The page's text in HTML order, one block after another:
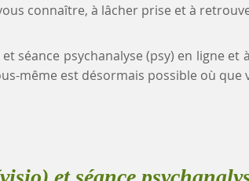
connaître, à lâcher prise et à
séance psychanalyse (psy) en ligne
même est désormais possible où que